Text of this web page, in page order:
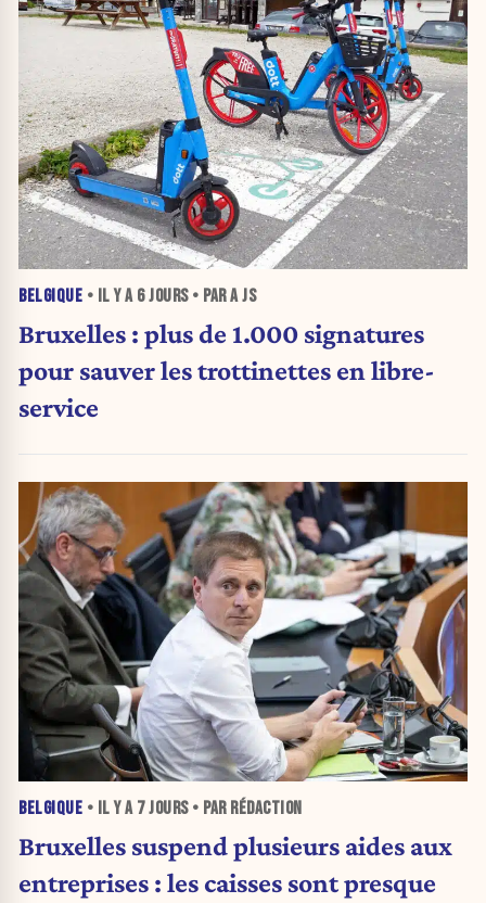
BELGIQUE • IL Y A 6 JOURS• PAR A JS
Bruxelles : plus de 1.000 signatures
pour sauver les trottinettes en libre-
service
BELGIQUE • IL Y A 7 JOURS• PAR RÉDACTION
Bruxelles suspend plusieurs aides aux
entreprises : les caisses sont presque